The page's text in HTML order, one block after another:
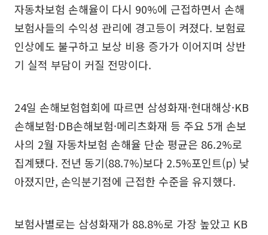
자동차보험 손해율이 다시 90%에 근접하면서 손해
보험사들의 수익성 관리에 경고등이 켜졌다. 보험료
인상에도 불구하고 보상 비용 증가가 이어지며 상반
기 실적 부담이 커질 전망이다.
24일 손해보험협회에 따르면 삼성화재·현대해상·KB
손해보험·DB손해보험·메리츠화재 등 주요 5개 손보
사의 2월 자동차보험 손해율 단순 평균은 86.2%로
집계됐다. 전년 동기(88.7%)보다 2.5%포인트(p) 낮
아졌지만, 손익분기점에 근접한 수준을 유지했다.
보험사별로는 삼성화재가 88.8%로 가장 높았고 KB